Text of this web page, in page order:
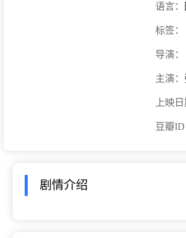
语言：
标签：
导演：
主演：
上映
豆瓣
剧情介绍